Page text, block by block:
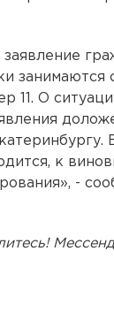
занимаются
11. О
к
-